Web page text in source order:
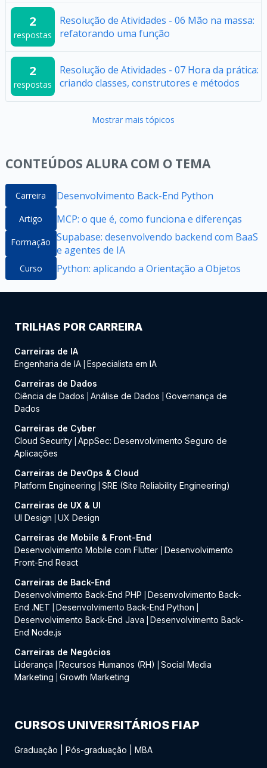
2
respostas
Resolução de Atividades - 06 Mão na massa:
refatorando uma função
2
respostas
Resolução de Atividades - 07 Hora da prática:
criando classes, construtores e métodos
Mostrar mais tópicos
CONTEÚDOS ALURA COM O TEMA
Carreira Desenvolvimento Back-End Python
Artigo MCP: o que é, como funciona e diferenças
Formação Supabase: desenvolvendo backend com BaaS
e agentes de IA
Curso Python: aplicando a Orientação a Objetos
TRILHAS POR CARREIRA
Carreiras de IA
Engenharia de IA Especialista em IA
Carreiras de Dados
Ciência de Dados
Análise de Dados
Governança de
Dados
Carreiras de Cyber
Cloud Security AppSec: Desenvolvimento Seguro de
Aplicações
Carreiras de DevOps & Cloud
Platform Engineering
SRE (Site Reliability Engineering)
Carreiras de UX & UI
UI Design
UX Design
Carreiras de Mobile & Front-End
Desenvolvimento Mobile com Flutter
Desenvolvimento
Front-End React
Carreiras de Back-End
Desenvolvimento Back-End PHP
Desenvolvimento Back-
End .NET
Desenvolvimento Back-End Python
Desenvolvimento Back-End Java
Desenvolvimento Back-
End Node.js
Carreiras de Negócios
Liderança
Recursos Humanos (RH)
Social Media
Marketing
Growth Marketing
CURSOS UNIVERSITÁRIOS FIAP
Graduação Pós-graduação MBA